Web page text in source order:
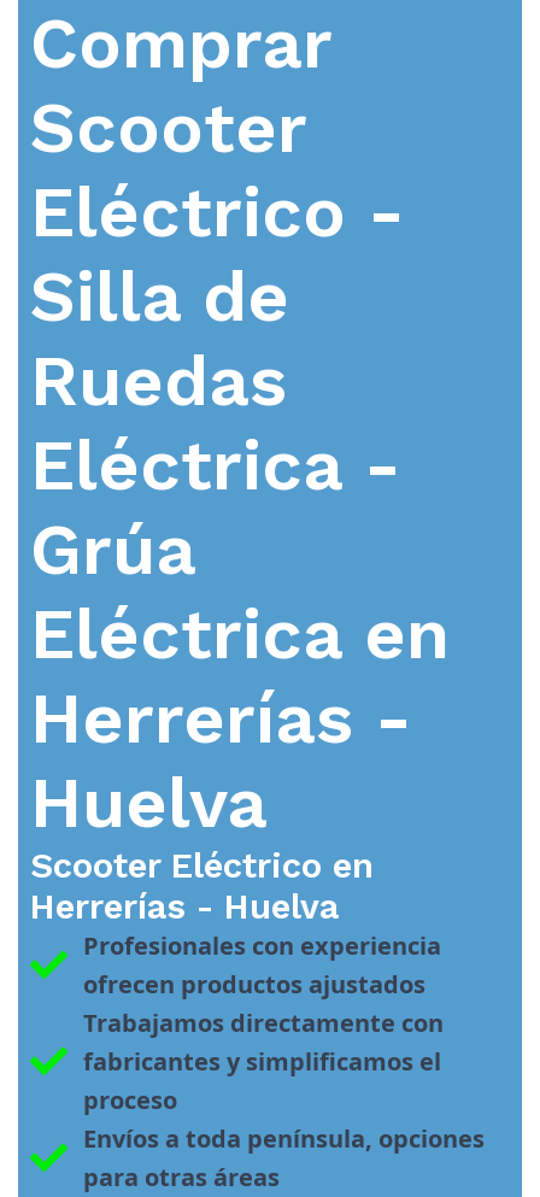
Comprar
Scooter
Eléctrico -
Silla de
Ruedas
Eléctrica -
Grúa
Eléctrica en
Herrerías -
Huelva
Scooter Eléctrico en
Herrerías - Huelva
Profesionales con experiencia
ofrecen productos ajustados
Trabajamos directamente con
fabricantes y simplificamos el
proceso
Envíos a toda península, opciones
para otras áreas